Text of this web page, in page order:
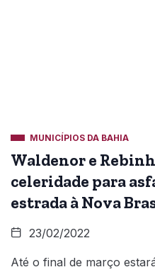
MUNICÍPIOS DA BAHIA
Waldenor e
celeridade para
estrada à Nova
23/02/2022
Até o final de março